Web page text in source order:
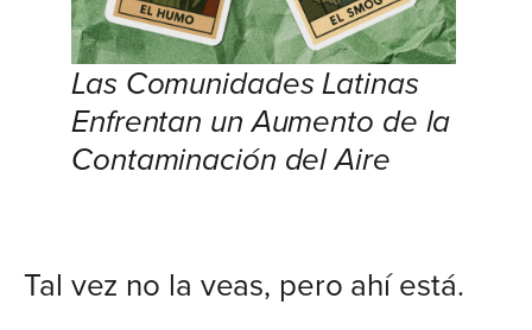
Las Comunidades Latinas
Enfrentan un Aumento de la
Contaminación del Aire
Tal vez no la veas, pero ahí está.